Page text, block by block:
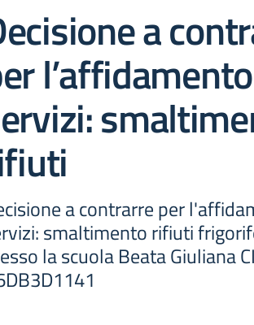
a
a contrarre per
smaltimento rifiuti
la scuola Beata Giuliana